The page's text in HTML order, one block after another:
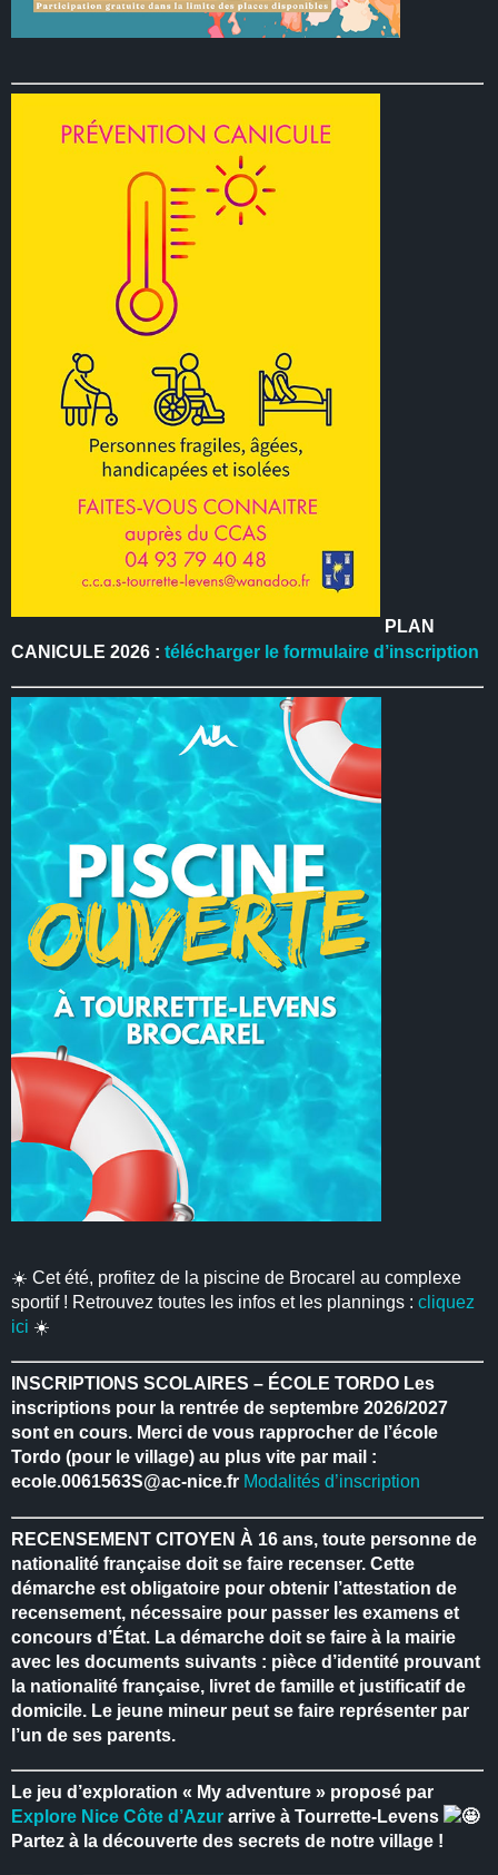
PLAN
CANICULE 2026 :télécharger le formulaire d’inscription
☀️ Cet été, profitez de la piscine de Brocarel au complexe
sportif ! Retrouvez toutes les infos et les plannings :cliquez
ici ☀️
INSCRIPTIONS SCOLAIRES – ÉCOLE TORDO Les
inscriptions pour la rentrée de septembre 2026/2027
sont en cours. Merci de vous rapprocher de l’école
Tordo (pour le village) au plus vite par mail :
ecole.0061563S@ac-nice.fr Modalités d’inscription
RECENSEMENT CITOYEN À 16 ans, toute personne de
nationalité française doit se faire recenser. Cette
démarche est obligatoire pour obtenir l’attestation de
recensement, nécessaire pour passer les examens et
concours d’État. La démarche doit se faire à la mairie
avec les documents suivants : pièce d’identité prouvant
la nationalité française, livret de famille et justificatif de
domicile. Le jeune mineur peut se faire représenter par
l’un de ses parents.
Le jeu d’exploration « My adventure » proposé par
Explore Nice Côte d’Azur arrive à Tourrette-Levens
Partez à la découverte des secrets de notre village !